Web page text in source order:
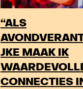
“ALS
JKE MAAK IK
CONNECTIES